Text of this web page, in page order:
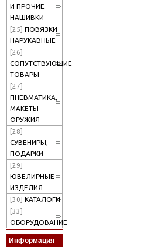
И ПРОЧИЕ
НАШИВКИ
[25] ПОВЯЗКИ
НАРУКАВНЫЕ
[26]
СОПУТСТВУЮЩИЕ
ТОВАРЫ
[27]
ПНЕВМАТИКА,
МАКЕТЫ
ОРУЖИЯ
[28]
СУВЕНИРЫ,
ПОДАРКИ
[29]
ЮВЕЛИРНЫЕ
ИЗДЕЛИЯ
[30] КАТАЛОГИ
[33]
ОБОРУДОВАНИЕ
Информация